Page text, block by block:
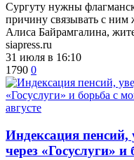
Сургуту нужны
причину связывать с ним
Алиса Байрамгалина,
siapress.ru
31 июля в 16:10
1790 0
​Индексация пенсий,
через «Госуслуги»